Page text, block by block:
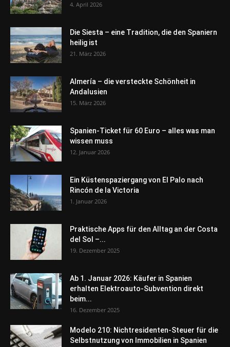
4. April 2026
Die Siesta – eine Tradition, die den Spaniern
heilig ist
21. März 2026
Almería – die versteckte Schönheit in
Andalusien
15. März 2026
Spanien-Ticket für 60 Euro – alles was man
wissen muss
12. Januar 2026
Ein Küstenspaziergang von El Palo nach
Rincón de la Victoria
1. Januar 2026
Praktische Apps für den Alltag an der Costa
del Sol –...
19. Dezember 2025
Ab 1. Januar 2026: Käufer in Spanien
erhalten Elektroauto-Subvention direkt
beim...
16. Dezember 2025
Modelo 210: Nichtresidenten-Steuer für die
Selbstnutzung von Immobilien in Spanien